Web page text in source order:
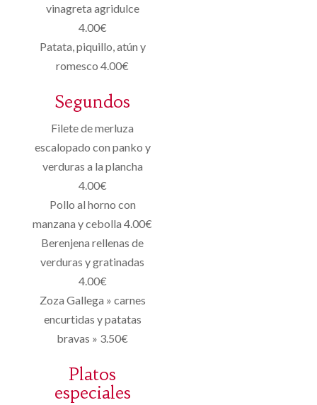
vinagreta agridulce
4.00€
Patata, piquillo, atún y
romesco 4.00€
Segundos
Filete de merluza
escalopado con panko y
verduras a la plancha
4.00€
Pollo al horno con
manzana y cebolla 4.00€
Berenjena rellenas de
verduras y gratinadas
4.00€
Zoza Gallega » carnes
encurtidas y patatas
bravas » 3.50€
Platos
especiales